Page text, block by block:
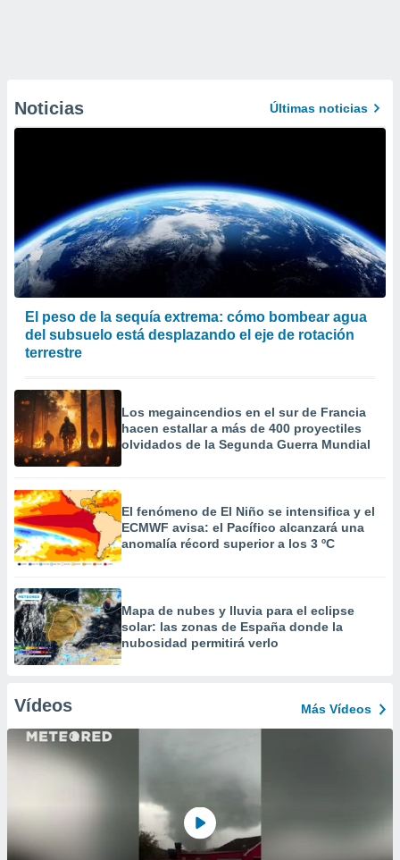
Noticias Últimas noticias
El peso de la sequía extrema: cómo bombear agua
del subsuelo está desplazando el eje de rotación
terrestre
Los megaincendios en el sur de Francia
hacen estallar a más de 400 proyectiles
olvidados de la Segunda Guerra Mundial
El fenómeno de El Niño se intensifica y el
ECMWF avisa: el Pacífico alcanzará una
anomalía récord superior a los 3 ºC
Mapa de nubes y lluvia para el eclipse
solar: las zonas de España donde la
nubosidad permitirá verlo
Vídeos Más Vídeos